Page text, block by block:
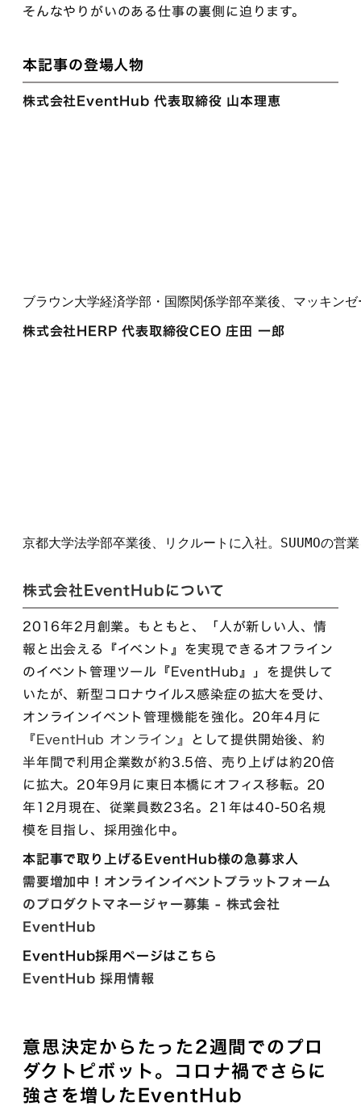
そんなやりがいのある仕事の裏側に迫ります。
本記事の登場人物
株式会社EventHub 代表取締役 山本理恵
ブラウン大学経済学部・国際関係学部卒業後、マッキ
株式会社HERP 代表取締役CEO 庄田 一郎
京都大学法学部卒業後、リクルートに入社。SUUMOの
株式会社EventHubについて
2016年2月創業。もともと、「人が新しい人、情
報と出会える『イベント』を実現できるオフライン
のイベント管理ツール『EventHub』」を提供して
いたが、新型コロナウイルス感染症の拡大を受け、
オンラインイベント管理機能を強化。20年4月に
『EventHub オンライン』 として提供開始後、約
半年間で利用企業数が約3.5倍、売り上げは約20倍
に拡大。20年9月に東日本橋にオフィス移転。20
年12月現在、従業員数23名。21年は40-50名規
模を目指し、採用強化中。
本記事で取り上げるEventHub様の急募求人
需要増加中！オンラインイベントプラットフォーム
のプロダクトマネージャー募集 - 株式会社
EventHub
EventHub採用ページはこちら
EventHub 採用情報
意思決定からたった2週間でのプロ
ダクトピボット。コロナ禍でさらに
強さを増したEventHub